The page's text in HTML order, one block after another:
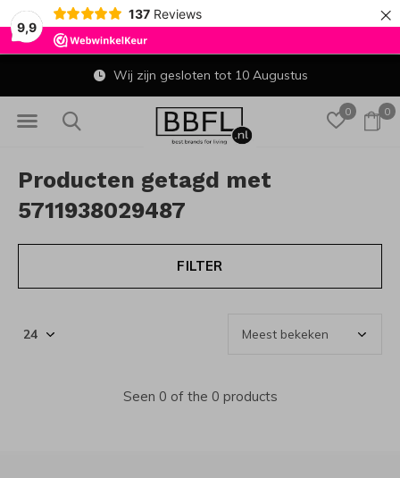
9,9
137 Reviews ×
0 0
Wij zijn gesloten tot 10 Augustus
Producten getagd met
5711938029487
FILTER
Seen 0 of the 0 products